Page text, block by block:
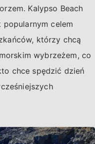
Kalypso Beach
celem
którzy chcą
wybrzeżem, co
chce spędzić dzień